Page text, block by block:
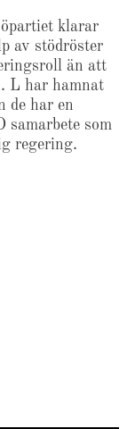
klarar
av stödröster
än att
L har hamnat
de har en
som
regering.